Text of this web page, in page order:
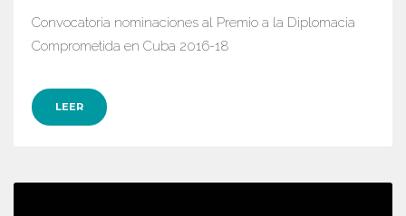
Convocatoria nominaciones al Premio a la Diplomacia
Comprometida en Cuba 2016-18
LEER